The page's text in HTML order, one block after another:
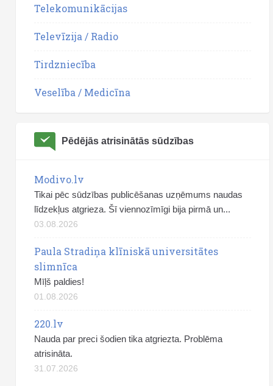
Telekomunikācijas
Televīzija / Radio
Tirdzniecība
Veselība / Medicīna
Pēdējās atrisinātās sūdzības
Modivo.lv
Tikai pēc sūdzības publicēšanas uzņēmums naudas
līdzekļus atgrieza. Šī viennozīmīgi bija pirmā un...
03.08.2026
Paula Stradiņa klīniskā universitātes
slimnīca
Mīļš paldies!
01.08.2026
220.lv
Nauda par preci šodien tika atgriezta. Problēma
atrisināta.
31.07.2026